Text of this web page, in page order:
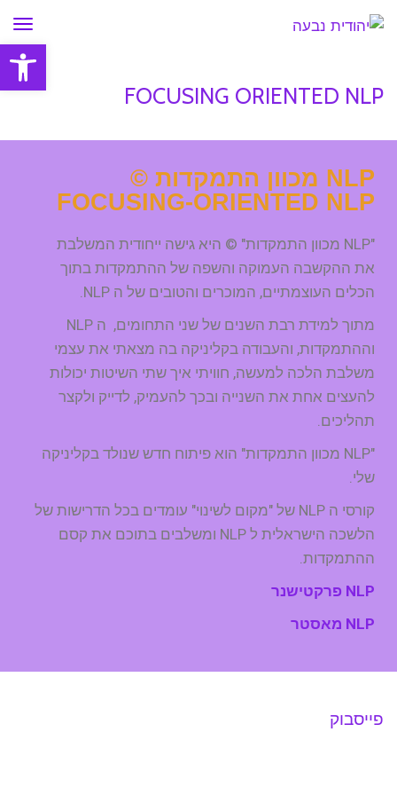
פתח
FOCUSING ORIENTED NLP
ראשי »
FOCUSING ORIENTED NLPNLP מכוון התמקדות ©
FOCUSING-ORIENTED NLP
"NLP מכוון התמקדות" © היא גישה ייחודית המשלבת
את ההקשבה העמוקה והשפה של ההתמקדות בתוך
הכלים העוצמתיים, המוכרים והטובים של ה NLP.
מתוך למידת רבת השנים של שני התחומים, ה NLP
וההתמקדות, והעבודה בקליניקה בה מצאתי את עצמי
משלבת הלכה למעשה, חוויתי איך שתי השיטות יכולות
להעצים אחת את השנייה ובכך להעמיק, לדייק ולקצר
תהליכים.
"NLP מכוון התמקדות" הוא פיתוח חדש שנולד בקליניקה
שלי.
קורסי ה NLP של "מקום לשינוי" עומדים בכל הדרישות של
הלשכה הישראלית ל NLP ומשלבים בתוכם את קסם
ההתמקדות.
NLP פרקטישנר
NLP מאסטר
פייסבוק